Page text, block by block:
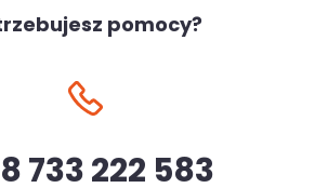
pomocy?
733 222 583